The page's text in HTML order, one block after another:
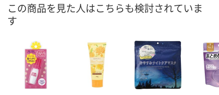
カゴへ カゴへ カ
この商品を見た人はこちらも検討されていま
す